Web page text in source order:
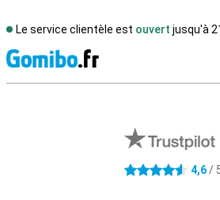
Le service clientèle est ouvert jusqu'à
4.6 étoiles 4,6/